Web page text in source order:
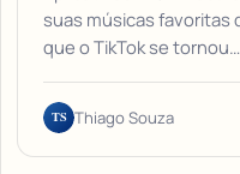
suas músicas favoritas
que o TikTok se tornou…
TS Thiago Souza